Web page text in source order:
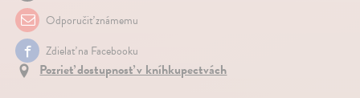
Odporučiť známemu
Zdielať na Facebooku
Pozrieť dostupnosť v kníhkupectvách